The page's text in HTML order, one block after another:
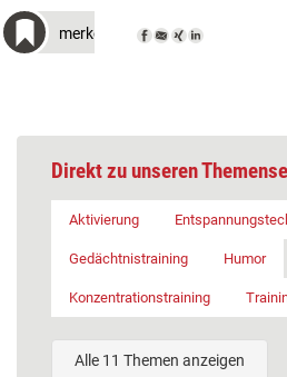
merken
Direkt zu unseren
Aktivierung
Gedächtnistraining Humor
Konzentrationstraining
Alle 11 Themen anzeigen